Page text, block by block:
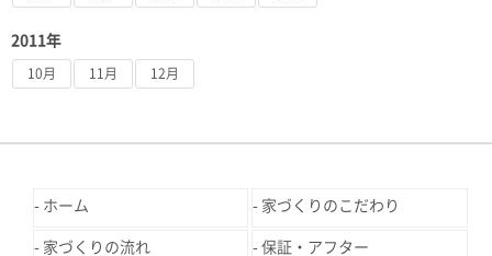
2011年
10月 11月 12月
ホーム 家づくりのこだわり
家づくりの流れ 保証・アフター